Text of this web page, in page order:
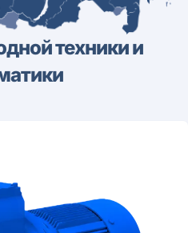
техники и